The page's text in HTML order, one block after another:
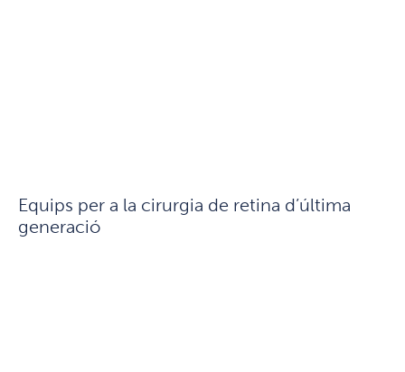
Equips per a la cirurgia de retina d’última
generació